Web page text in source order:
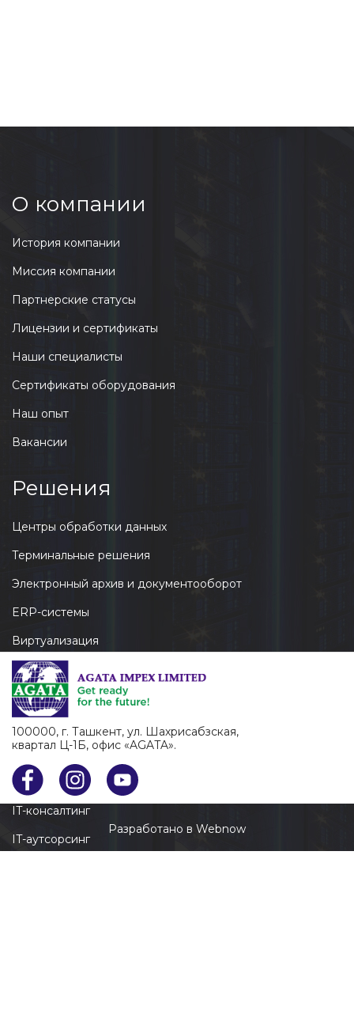
О компании
История компании
Миссия компании
Партнерские статусы
Лицензии и сертификаты
Наши специалисты
Сертификаты оборудования
Наш опыт
Вакансии
Решения
Центры обработки данных
Терминальные решения
Электронный архив и документооборот
ERP-системы
Виртуализация
Корпоративные системы связи
Гибридные системы электропитания
Услуги
Сервис центры
IT-консалтинг
IT-аутсорсинг
100000, г. Ташкент, ул. Шахрисабзcкая,
квартал Ц-1Б, офис «AGATA».
Разработано в Webnow